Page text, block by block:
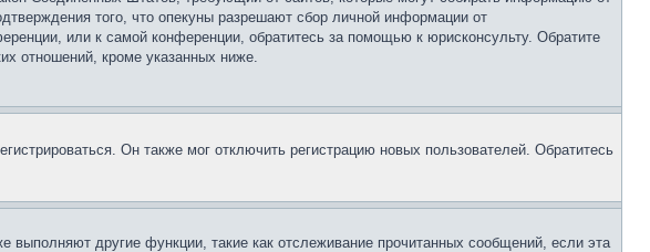
того, что опекуны разрешают сбор личной информации от
или к самой конференции, обратитесь за помощью к юрисконсульту. Обратите
отношений, кроме указанных ниже.
Он также мог отключить регистрацию новых пользователей. Обратитесь
другие функции, такие как отслеживание прочитанных сообщений, если эта